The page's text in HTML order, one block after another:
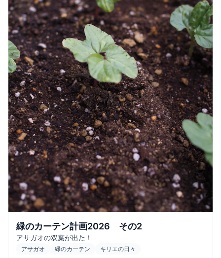
緑のカーテン計画2026 その2
アサガオの双葉が出た！
アサガオ 緑のカーテン キリエの日々